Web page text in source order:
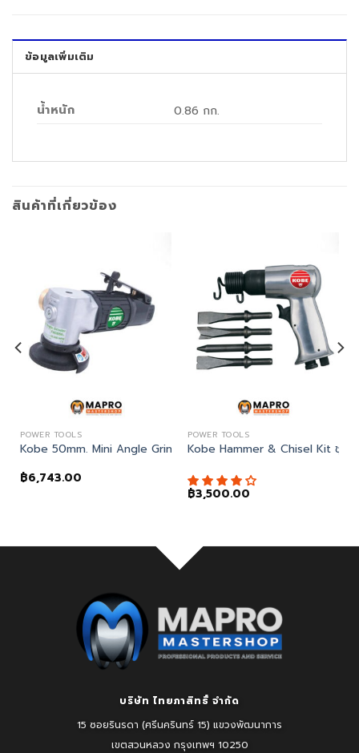
ข้อมูลเพิ่มเติม
น้ำหนัก 0.86 กก.
สินค้าที่เกี่ยวข้อง
POWER TOOLS
Kobe 50mm. Mini Angle Grinder
฿6,743.00
POWER TOOLS
Kobe Hammer & Chisel Kit ชุดส
฿3,500.00
Hammer HP2190
บริษัท ไทยภาสิทธิ์ จำกัด
15 ซอยรินรดา (ศรีนครินทร์ 15) แขวงพัฒนาการ
เขตสวนหลวง กรุงเทพฯ 10250